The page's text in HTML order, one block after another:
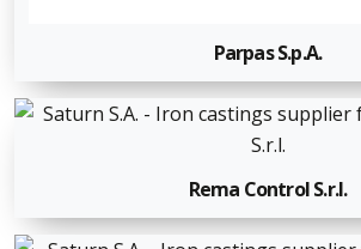
Parpas S.p.A.
Rema Control S.r.l.